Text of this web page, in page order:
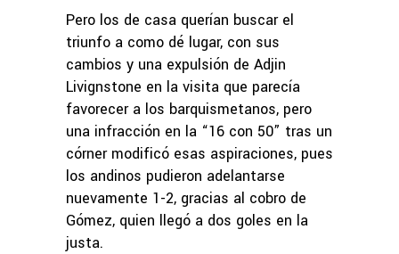
Pero los de casa querían buscar el
triunfo a como dé lugar, con sus
cambios y una expulsión de Adjin
Livignstone en la visita que parecía
favorecer a los barquismetanos, pero
una infracción en la “16 con 50” tras un
córner modificó esas aspiraciones, pues
los andinos pudieron adelantarse
nuevamente 1-2, gracias al cobro de
Gómez, quien llegó a dos goles en la
justa.